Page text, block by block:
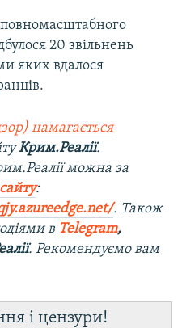
повномасштабного
20 звільнень
яких вдалося
намагається
Крим.Реалії.
можна за
:
. Також
в Telegram,
. Рекомендуємо вам
і цензури!